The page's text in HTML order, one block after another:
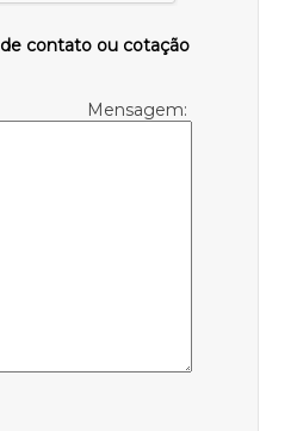
contato ou cotação
Mensagem: